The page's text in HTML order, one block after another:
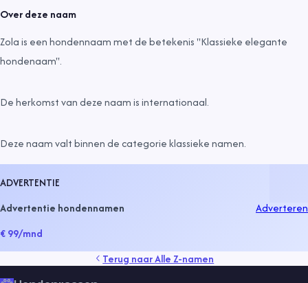
Over deze naam
Zola is een hondennaam met de betekenis "Klassieke elegante
hondenaam".
De herkomst van deze naam isinternationaal.
Deze naam valt binnen de categorieklassieke namen.
ADVERTENTIE
Advertentie hondennamen
€ 99/mnd
Adverteren
Terug naarAlle Z-namen